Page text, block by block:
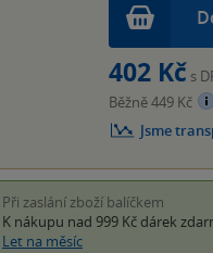
402 Kč s
Běžně 449 Kč
Jsme
Při zaslání zboží balíčkem
K nákupu nad 999 Kč dárek
Let na měsíc